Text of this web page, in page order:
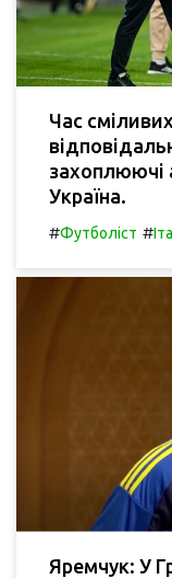
Час
захоплюючі
Україна.
#Футболіст #
Яремчук: У